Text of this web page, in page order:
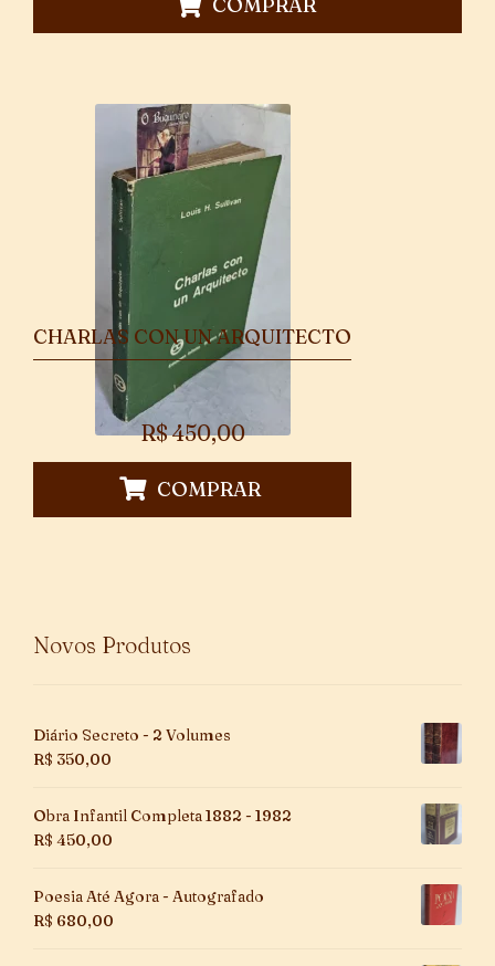
COMPRAR
CHARLAS CON UN ARQUITECTO
R$450,00
COMPRAR
Novos Produtos
Diário Secreto - 2 Volumes
R$ 350,00
Obra Infantil Completa 1882 - 1982
R$ 450,00
Poesia Até Agora - Autografado
R$ 680,00